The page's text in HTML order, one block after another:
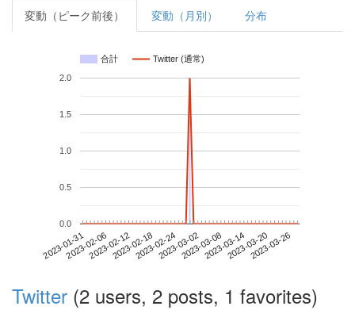
変動（ピーク前後） 変動（月別） 分布
合計 Twitter (通常)
2023-01-312023-02-062023-02-122023-02-182023-02-242023-03-022023-03-082023-03-142023-03-202023-03-26
0.0
0.5
1.0
1.5
2.0
Twitter (2 users, 2 posts, 1 favorites)